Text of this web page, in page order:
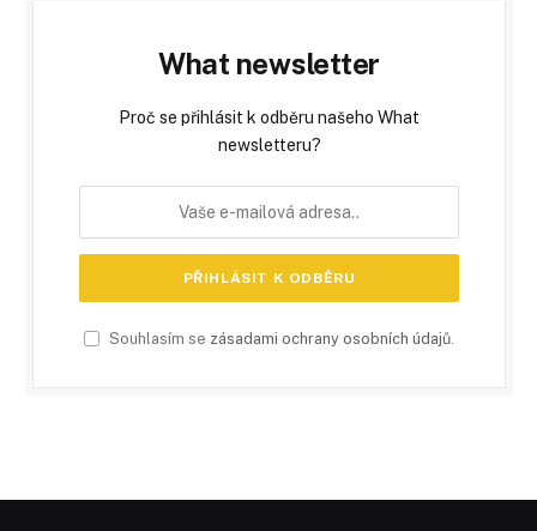
What newsletter
Proč se přihlásit k odběru našeho What
newsletteru?
Souhlasím se zásadami ochrany osobních údajů